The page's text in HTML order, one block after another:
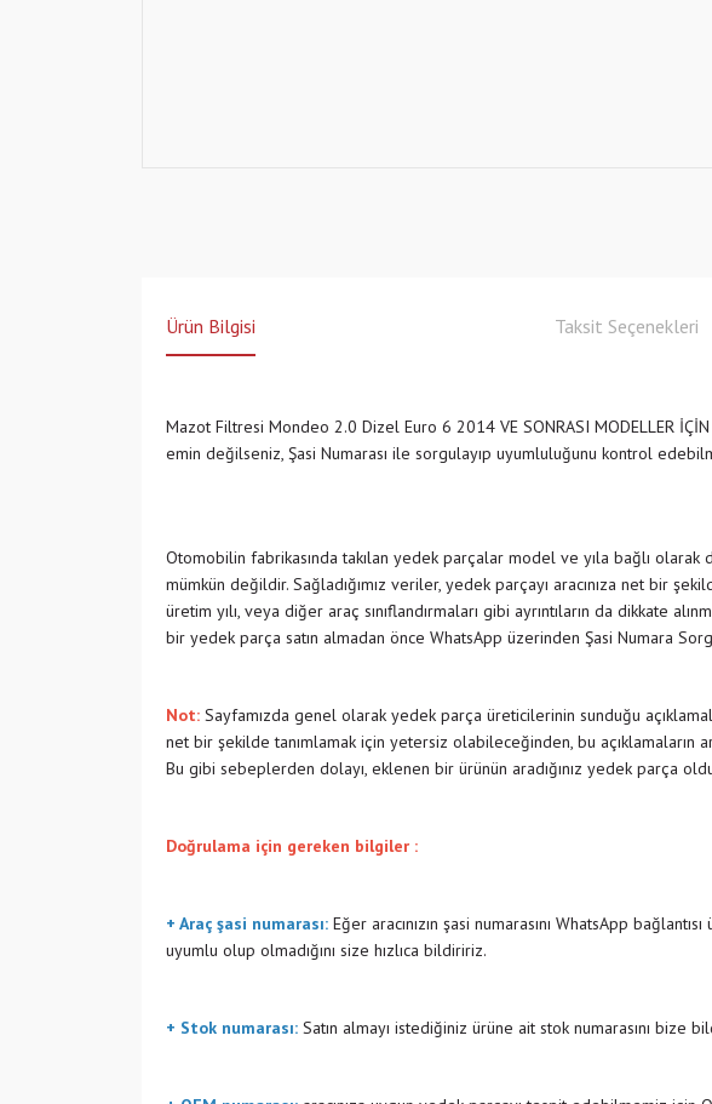
Ürün Bilgisi Taksit Seçenekleri
Mazot Filtresi Mondeo 2.0 Dizel Euro 6 2014 VE SONRASI MODELLER İÇİN
emin değilseniz, Şasi Numarası ile sorgulayıp uyumluluğunu kontrol
Otomobilin fabrikasında takılan yedek parçalar model ve yıla bağlı
mümkün değildir. Sağladığımız veriler, yedek parçayı aracınıza net bir
üretim yılı, veya diğer araç sınıflandırmaları gibi ayrıntıların da dikkate
bir yedek parça satın almadan önce WhatsApp üzerinden Şasi Numara
Not: Sayfamızda genel olarak yedek parça üreticilerinin sunduğu
net bir şekilde tanımlamak için yetersiz olabileceğinden, bu açıklamaların
Bu gibi sebeplerden dolayı, eklenen bir ürünün aradığınız yedek parça
Doğrulama için gereken bilgiler :
+ Araç şasi numarası: Eğer aracınızın şasi numarasını WhatsApp
uyumlu olup olmadığını size hızlıca bildiririz.
+ Stok numarası: Satın almayı istediğiniz ürüne ait stok numarasını bize